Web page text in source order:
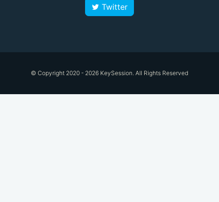
Twitter
© Copyright 2020 - 2026 KeySession. All Rights Reserved